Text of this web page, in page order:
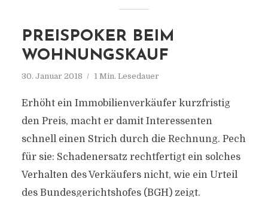
PREISPOKER BEIM
WOHNUNGSKAUF
30. Januar 2018 1 Min. Lesedauer
Erhöht ein Immobilienverkäufer kurzfristig
den Preis, macht er damit Interessenten
schnell einen Strich durch die Rechnung. Pech
für sie: Schadenersatz rechtfertigt ein solches
Verhalten des Verkäufers nicht, wie ein Urteil
des Bundesgerichtshofes (BGH) zeigt.